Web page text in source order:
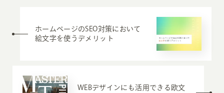
ホームページのSEO対策において
絵文字を使うデメリット
WEBデザインにも活用できる欧文